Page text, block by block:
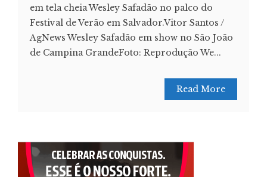
em tela cheia Wesley Safadão no palco do
Festival de Verão em Salvador.Vitor Santos /
AgNews Wesley Safadão em show no São João
de Campina GrandeFoto: Reprodução We...
Read More